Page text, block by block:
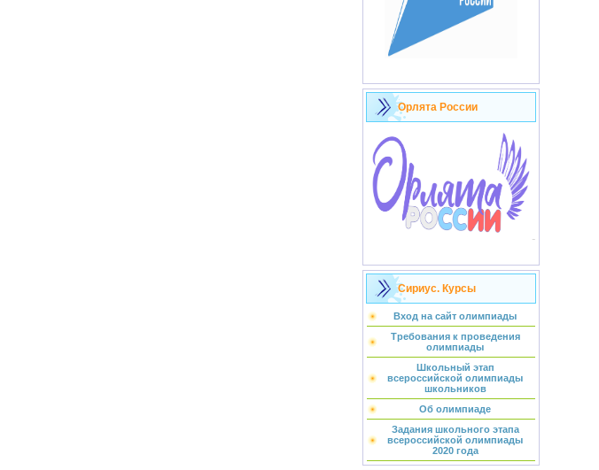
Орлята России
Сириус. Курсы
Вход на сайт олимпиады
Требования к проведения
олимпиады
Школьный этап
всероссийской олимпиады
школьников
Об олимпиаде
Задания школьного этапа
всероссийской олимпиады
2020 года